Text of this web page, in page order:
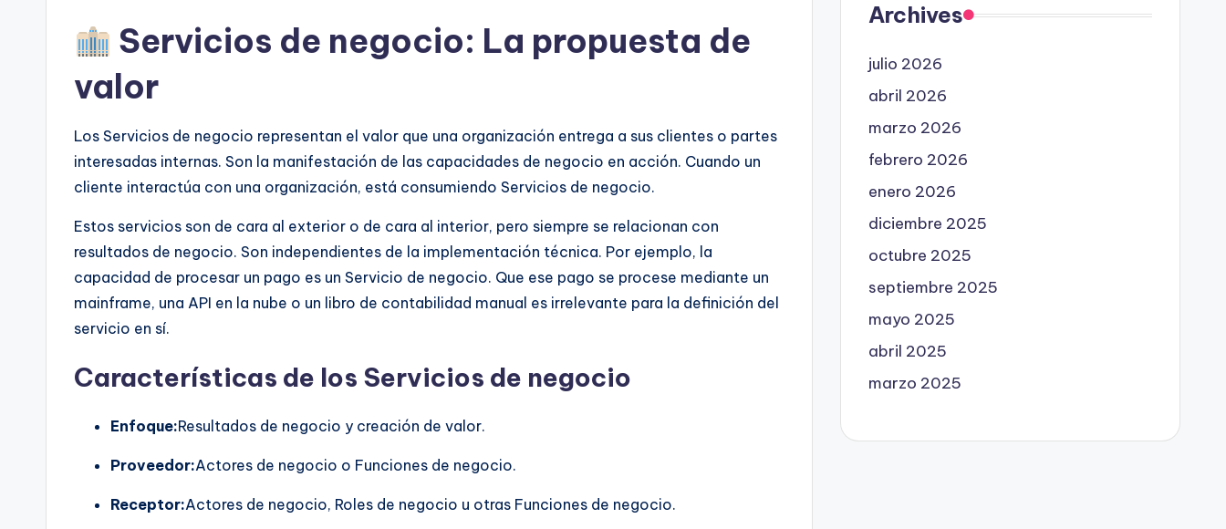
Servicios de negocio: La propuesta de
valor
Los Servicios de negocio representan el valor que una organización entrega a sus clientes o partes
interesadas internas. Son la manifestación de las capacidades de negocio en acción. Cuando un
cliente interactúa con una organización, está consumiendo Servicios de negocio.
Estos servicios son de cara al exterior o de cara al interior, pero siempre se relacionan con
resultados de negocio. Son independientes de la implementación técnica. Por ejemplo, la
capacidad de procesar un pago es un Servicio de negocio. Que ese pago se procese mediante un
mainframe, una API en la nube o un libro de contabilidad manual es irrelevante para la definición del
servicio en sí.
Características de los Servicios de negocio
Enfoque:Resultados de negocio y creación de valor.
Proveedor:Actores de negocio o Funciones de negocio.
Receptor:Actores de negocio, Roles de negocio u otras Funciones de negocio.
Archives
julio 2026
abril 2026
marzo 2026
febrero 2026
enero 2026
diciembre 2025
octubre 2025
septiembre 2025
mayo 2025
abril 2025
marzo 2025